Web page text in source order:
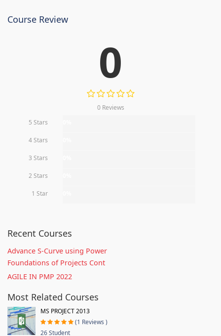
Course Review
0
0 Reviews
5 Stars
4 Stars
3 Stars
2 Stars
1 Star
Recent Courses
Advance S-Curve using Power
Foundations of Projects Cont
AGILE IN PMP 2022
Most Related Courses
MS PROJECT 2013
(1 Reviews )
26 Student